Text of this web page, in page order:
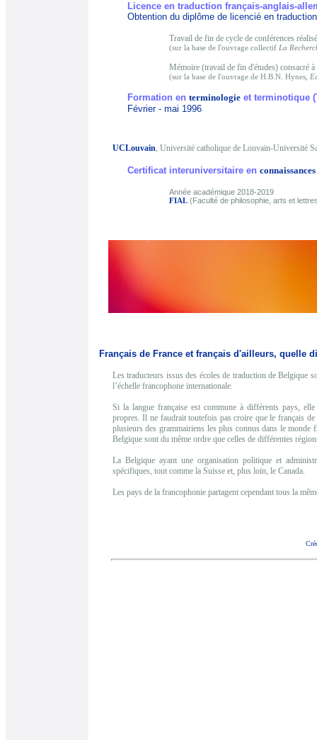
Licence en traduction français-anglais-
Obtention du diplôme de licencié en
Travail de fin de cycle de conférences
(sur la base de l'ouvrage collectif La
Mémoire (travail de fin d'études) consacré à
(sur la base de l'ouvrage de H.B.N. Hynes,
Formation en terminologie et terminotique
Février - mai 1996
UCLouvain, Université catholique de Louvain-Université
Certificat interuniversitaire en
Année académique 2018-2019
FIAL(Faculté de philosophie, arts et
Français de France et français d'ailleurs, quelle
Les traducteurs issus des écoles de traduction de Belgique
l’échelle francophone internationale.
Si la langue française est commune à différents pays,
propres. Il ne faudrait toutefois pas croire que le français
plusieurs des grammairiens les plus connus dans le
Belgique sont du même ordre que celles de différentes
La Belgique ayant une organisation politique et
spécifiques, tout comme la Suisse et, plus loin, le Canada.
Les pays de la francophonie partagent cependant tous la